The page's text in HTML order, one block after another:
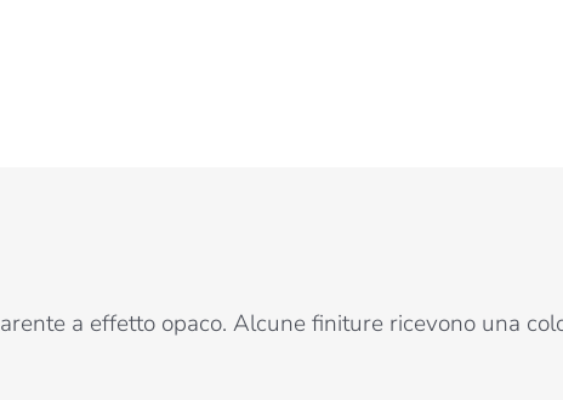
a effetto opaco. Alcune finiture ricevono una